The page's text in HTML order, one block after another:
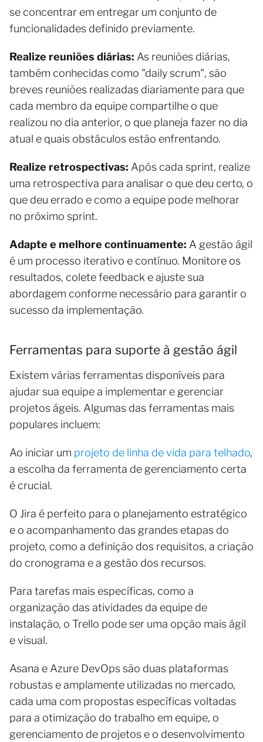
se concentrar em entregar um conjunto de
funcionalidades definido previamente.
Realize reuniões diárias: As reuniões diárias,
também conhecidas como "daily scrum", são
breves reuniões realizadas diariamente para que
cada membro da equipe compartilhe o que
realizou no dia anterior, o que planeja fazer no dia
atual e quais obstáculos estão enfrentando.
Realize retrospectivas: Após cada sprint, realize
uma retrospectiva para analisar o que deu certo, o
que deu errado e como a equipe pode melhorar
no próximo sprint.
Adapte e melhore continuamente: A gestão ágil
é um processo iterativo e contínuo. Monitore os
resultados, colete feedback e ajuste sua
abordagem conforme necessário para garantir o
sucesso da implementação.
Ferramentas para suporte à gestão ágil
Existem várias ferramentas disponíveis para
ajudar sua equipe a implementar e gerenciar
projetos ágeis. Algumas das ferramentas mais
populares incluem:
Ao iniciar um projeto de linha de vida para telhado,
a escolha da ferramenta de gerenciamento certa
é crucial.
O Jira é perfeito para o planejamento estratégico
e o acompanhamento das grandes etapas do
projeto, como a definição dos requisitos, a criação
do cronograma e a gestão dos recursos.
Para tarefas mais específicas, como a
organização das atividades da equipe de
instalação, o Trello pode ser uma opção mais ágil
e visual.
Asana e Azure DevOps são duas plataformas
robustas e amplamente utilizadas no mercado,
cada uma com propostas específicas voltadas
para a otimização do trabalho em equipe, o
gerenciamento de projetos e o desenvolvimento